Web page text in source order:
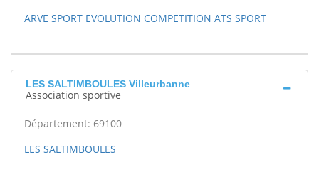
ARVE SPORT EVOLUTION COMPETITION ATS SPORT
LES SALTIMBOULES Villeurbanne
Association sportive
Département: 69100
LES SALTIMBOULES